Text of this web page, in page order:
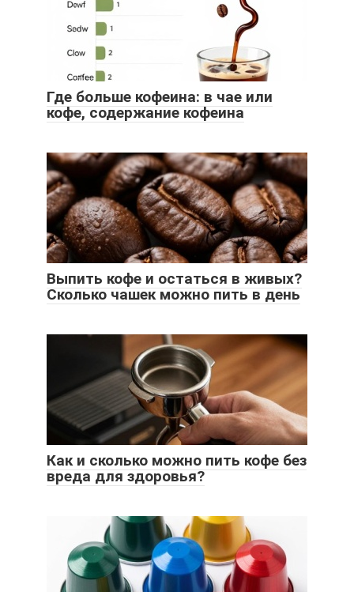
Где больше кофеина: в чае или
кофе, содержание кофеина
Выпить кофе и остаться в живых?
Сколько чашек можно пить в день
Как и сколько можно пить кофе без
вреда для здоровья?